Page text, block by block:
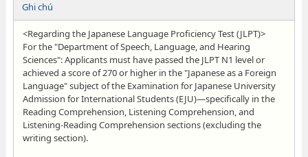
Ghi chú
<Regarding the Japanese Language Proficiency Test (JLPT)>
For the "Department of Speech, Language, and Hearing
Sciences": Applicants must have passed the JLPT N1 level or
achieved a score of 270 or higher in the "Japanese as a Foreign
Language" subject of the Examination for Japanese University
Admission for International Students (EJU)—specifically in the
Reading Comprehension, Listening Comprehension, and
Listening-Reading Comprehension sections (excluding the
writing section).